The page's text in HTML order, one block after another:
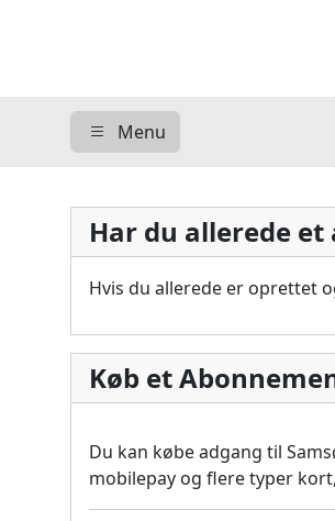
Menu
Har du allerede
Hvis du allerede er oprettet
Køb et
Du kan købe adgang til
mobilepay og flere typer